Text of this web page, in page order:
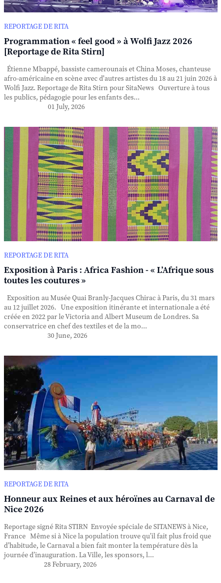
REPORTAGE DE RITA
Programmation « feel good » à Wolfi Jazz 2026
[Reportage de Rita Stirn]
Étienne Mbappé, bassiste camerounais et China Moses, chanteuse
afro-américaine en scène avec d'autres artistes du 18 au 21 juin 2026 à
Wolfi Jazz. Reportage de Rita Stirn pour SitaNews Ouverture à tous
les publics, pédagogie pour les enfants des...
01 July, 2026
REPORTAGE DE RITA
Exposition à Paris : Africa Fashion - « L’Afrique sous
toutes les coutures »
Exposition au Musée Quai Branly-Jacques Chirac à Paris, du 31 mars
au 12 juillet 2026. Une exposition itinérante et internationale a été
créée en 2022 par le Victoria and Albert Museum de Londres. Sa
conservatrice en chef des textiles et de la mo...
30 June, 2026
REPORTAGE DE RITA
Honneur aux Reines et aux héroïnes au Carnaval de
Nice 2026
Reportage signé Rita STIRN Envoyée spéciale de SITANEWS à Nice,
France Même si à Nice la population trouve qu’il fait plus froid que
d’habitude, le Carnaval a bien fait monter la température dès la
journée d’inauguration. La Ville, les sponsors, l...
28 February, 2026